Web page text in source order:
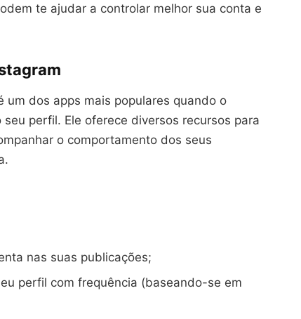
te ajudar a controlar melhor sua conta e
um dos apps mais populares quando o
perfil. Ele oferece diversos recursos para
o comportamento dos seus
nas suas publicações;
perfil com frequência (baseando-se em